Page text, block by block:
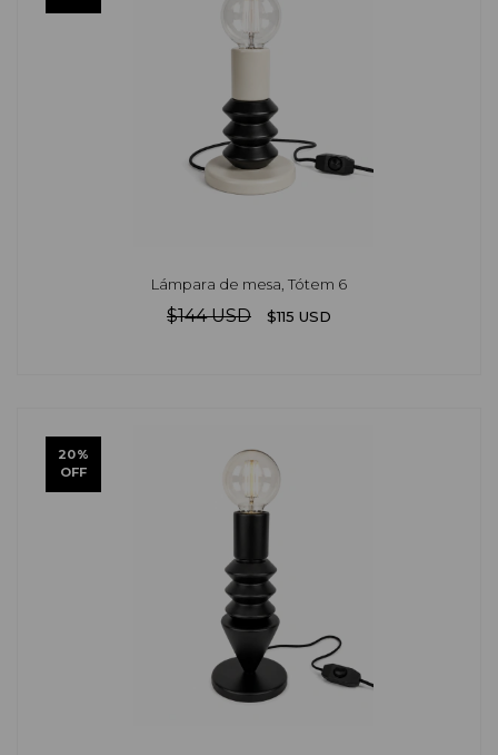
Lámpara de mesa, Tótem 6
$144 USD $115 USD
20%
OFF